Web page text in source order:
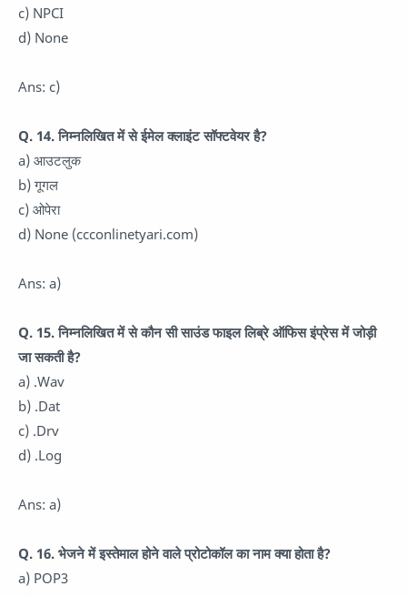
c) NPCI
d) None
Ans: c)
Q. 14. निम्नलिखित में से ईमेल क्लाइंट सॉफ्टवेयर है?
a) आउटलुक
b) गूगल
c) ओपेरा
d) None (ccconlinetyari.com)
Ans: a)
Q. 15. निम्नलिखित में से कौन सी साउंड फाइल लिब्रे ऑफिस इंप्रेस में जोड़ी
जा सकती है?
a) .Wav
b) .Dat
c) .Drv
d) .Log
Ans: a)
Q. 16. भेजने में इस्तेमाल होने वाले प्रोटोकॉल का नाम क्या होता है?
a) POP3